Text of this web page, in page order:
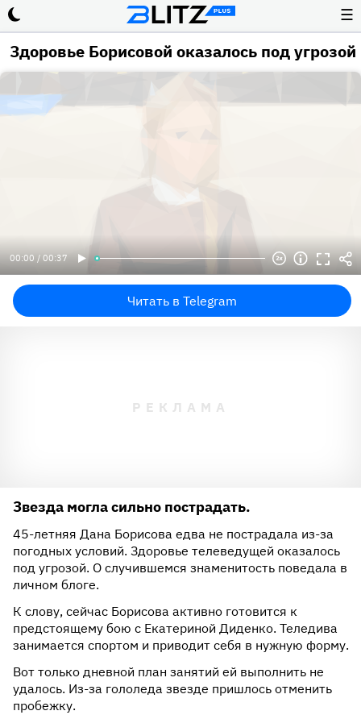
☰
Здоровье Борисовой оказалось под угрозой
00:00 / 00:37
Читать в Telegram
Звезда могла сильно пострадать.
45-летняя Дана Борисова едва не пострадала из-за
погодных условий. Здоровье телеведущей оказалось
под угрозой. О случившемся знаменитость поведала в
личном блоге.
К слову, сейчас Борисова активно готовится к
предстоящему бою с Екатериной Диденко. Теледива
занимается спортом и приводит себя в нужную форму.
Вот только дневной план занятий ей выполнить не
удалось. Из-за гололеда звезде пришлось отменить
пробежку.